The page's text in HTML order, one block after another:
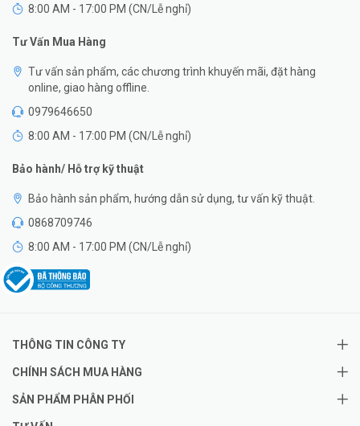
8:00 AM - 17:00 PM (CN/Lễ nghỉ)
Tư Vấn Mua Hàng
Tư vấn sản phẩm, các chương trình khuyến mãi, đặt hàng
online, giao hàng offline.
0979646650
8:00 AM - 17:00 PM (CN/Lễ nghỉ)
Bảo hành/ Hỗ trợ kỹ thuật
Bảo hành sản phẩm, hướng dẫn sử dụng, tư vấn kỹ thuật.
0868709746
8:00 AM - 17:00 PM (CN/Lễ nghỉ)
THÔNG TIN CÔNG TY
CHÍNH SÁCH MUA HÀNG
SẢN PHẨM PHÂN PHỐI